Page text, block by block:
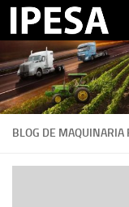
Saltar al contenido
BLOG DE MAQUINARIA